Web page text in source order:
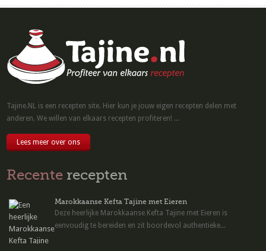
Tajine.NL is een recepten site. Hier kun je jouw eigen recepten delen met
anderen. We willen van elkaars recepten profiteren! ...
Lees meer over ons
Recente recepten
Marokkaanse Kefta Tajine met Eieren
Deze heerlijke Marokkaanse Kefta Tajine met Eieren is
eenvoudig te bereiden en zit boordevol authentieke...